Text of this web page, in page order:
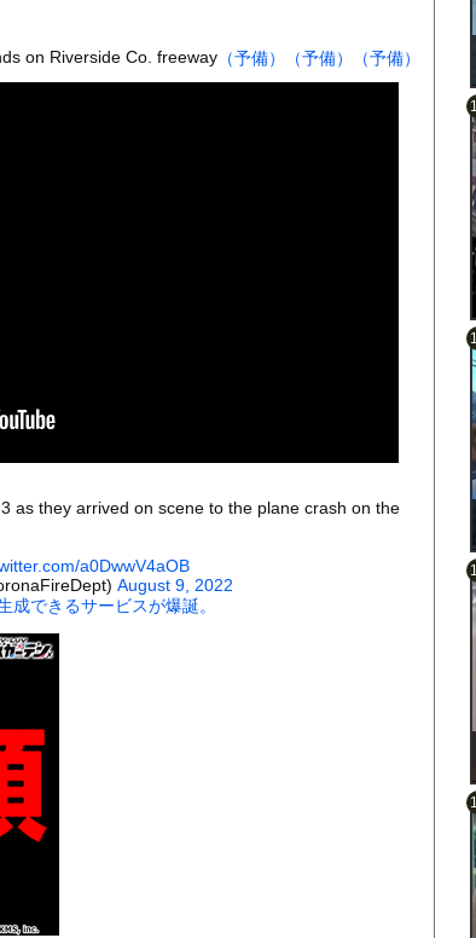
?」日本人の回答が的確すぎた
ｗｗｗｗw
ないの！！
撃墜するウクライナ。
RSS設定 更新順130件まで。それ以降の古いものは表
on Riverside Co. freeway （予備） （予備） （予備）
as they arrived on scene to the plane crash on the
a0DwwV4aOB
August 9, 2022
できるサービスが爆誕。